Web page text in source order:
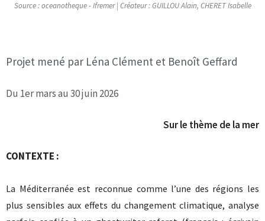
Source : oceanotheque - Ifremer | Créateur : GUILLOU Alain, CHERET Isabelle
Projet mené par Léna Clément et Benoît Geffard
Du 1er mars au 30 juin 2026
Sur le thème de la mer
CONTEXTE :
La Méditerranée est reconnue comme l’une des régions les
plus sensibles aux effets du changement climatique, analyse